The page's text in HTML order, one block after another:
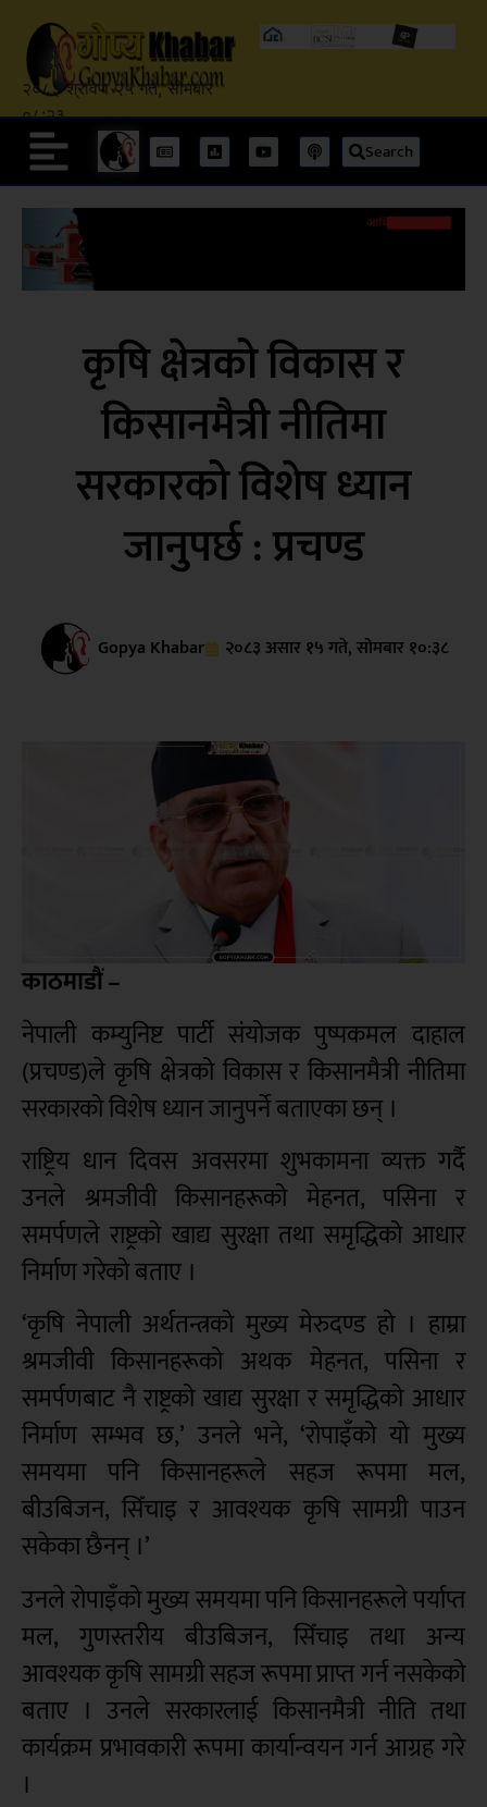
२०८३ श्रावण २५ गते, सोमबार
०८:२३
Search
कृषि क्षेत्रको विकास र
किसानमैत्री नीतिमा
सरकारको विशेष ध्यान
जानुपर्छ : प्रचण्ड
Gopya Khabar २०८३ असार १५ गते, सोमबार १०:३८
काठमाडौं –
नेपाली कम्युनिष्ट पार्टी संयोजक पुष्पकमल दाहाल
(प्रचण्ड)ले कृषि क्षेत्रको विकास र किसानमैत्री नीतिमा
सरकारको विशेष ध्यान जानुपर्ने बताएका छन् ।
राष्ट्रिय धान दिवस अवसरमा शुभकामना व्यक्त गर्दै
उनले श्रमजीवी किसानहरूको मेहनत, पसिना र
समर्पणले राष्ट्रको खाद्य सुरक्षा तथा समृद्धिको आधार
निर्माण गरेको बताए ।
‘कृषि नेपाली अर्थतन्त्रको मुख्य मेरुदण्ड हो । हाम्रा
श्रमजीवी किसानहरूको अथक मेहनत, पसिना र
समर्पणबाट नै राष्ट्रको खाद्य सुरक्षा र समृद्धिको आधार
निर्माण सम्भव छ,’ उनले भने, ‘रोपाइँको यो मुख्य
समयमा पनि किसानहरूले सहज रूपमा मल,
बीउबिजन, सिँचाइ र आवश्यक कृषि सामग्री पाउन
सकेका छैनन् ।’
उनले रोपाइँको मुख्य समयमा पनि किसानहरूले पर्याप्त
मल, गुणस्तरीय बीउबिजन, सिँचाइ तथा अन्य
आवश्यक कृषि सामग्री सहज रूपमा प्राप्त गर्न नसकेको
बताए । उनले सरकारलाई किसानमैत्री नीति तथा
कार्यक्रम प्रभावकारी रूपमा कार्यान्वयन गर्न आग्रह गरे
।